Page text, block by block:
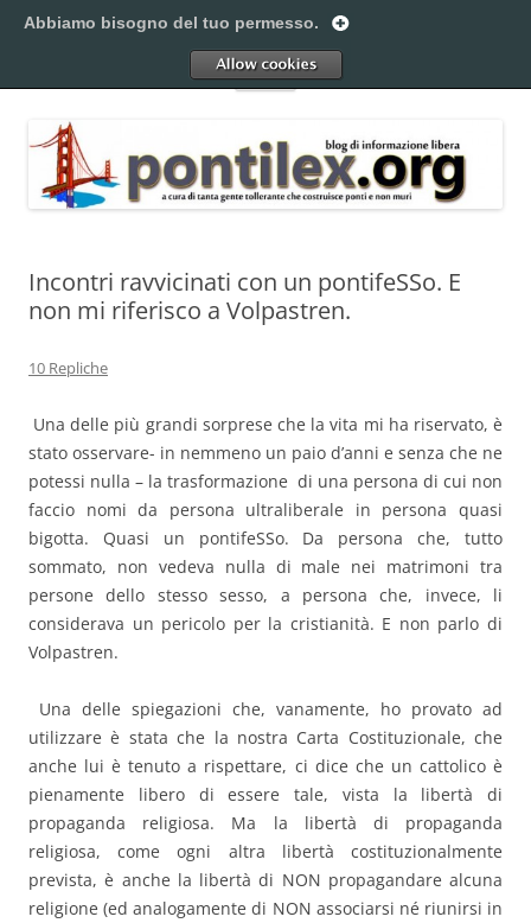
al
Pontilex
Menu
Incontri ravvicinati con un pontifeSSo. E
non mi riferisco a Volpastren.
10 Repliche
Una delle più grandi sorprese che la vita mi ha riservato, è
stato osservare- in nemmeno un paio d’anni e senza che ne
potessi nulla – la trasformazione di una persona di cui non
faccio nomi da persona ultraliberale in persona quasi
bigotta. Quasi un pontifeSSo. Da persona che, tutto
sommato, non vedeva nulla di male nei matrimoni tra
persone dello stesso sesso, a persona che, invece, li
considerava un pericolo per la cristianità. E non parlo di
Volpastren.
Una delle spiegazioni che, vanamente, ho provato ad
utilizzare è stata che la nostra Carta Costituzionale, che
anche lui è tenuto a rispettare, ci dice che un cattolico è
pienamente libero di essere tale, vista la libertà di
propaganda religiosa. Ma la libertà di propaganda
religiosa, come ogni altra libertà costituzionalmente
prevista, è anche la libertà di NON propagandare alcuna
religione (ed analogamente di NON associarsi né riunirsi in
Abbiamo bisogno del tuo permesso.